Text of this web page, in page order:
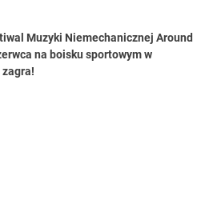
Muzyki Niemechanicznej Around
na boisku sportowym w
zagra!